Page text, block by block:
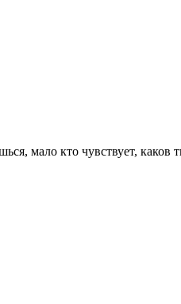
мало кто чувствует, каков